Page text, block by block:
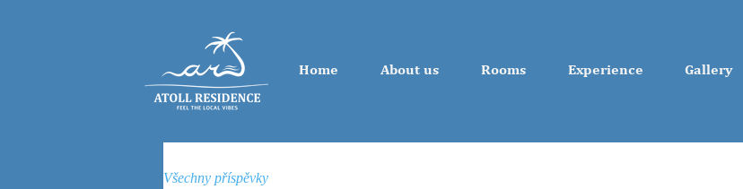
Home About us Rooms Experience Gallery
Všechny příspěvky